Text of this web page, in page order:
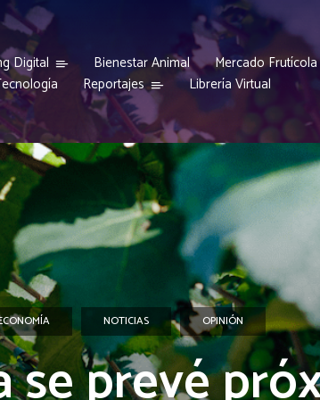
Digital Bienestar Animal
Mercado Frutícola
Reportajes Librería Virtual
NOTICIAS OPINIÓN
se prevé